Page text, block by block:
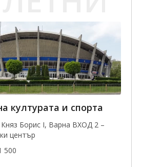
културата и спорта
Княз Борис I, Варна ВХОД 2 –
център
500